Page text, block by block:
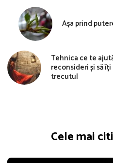
Așa prind
Tehnica ce te
reconsideri și să
trecutul
Cele mai